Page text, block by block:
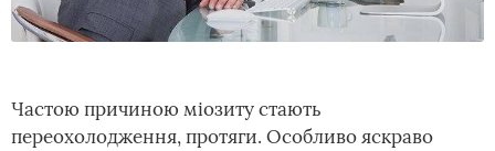
Частою причиною міозиту стають
переохолодження, протяги. Особливо яскраво